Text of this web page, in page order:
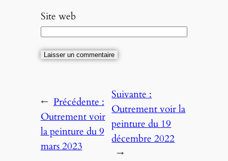
Site web
← Précédente :
Outrement voir
la peinture du 9
mars 2023
Suivante :
Outrement voir la
peinture du 19
décembre 2022
→